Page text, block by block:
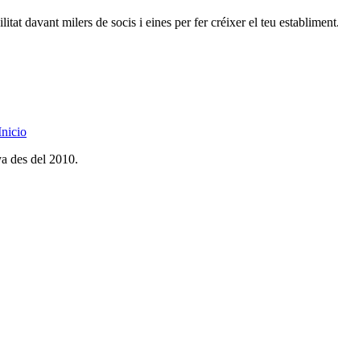
davant milers de socis i eines per fer créixer el teu establiment.
des del 2010.